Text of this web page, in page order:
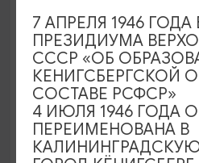
МАСТЕР-КЛАССЫ
Мастер-классы по
7 АПРЕЛЯ 1946
ПРЕЗИДИУМА
СССР «ОБ
КЕНИГСБЕРГСКОЙ
СОСТАВЕ РСФСР»
4 ИЮЛЯ 1946 ГОДА
ПЕРЕИМЕНОВАНА В